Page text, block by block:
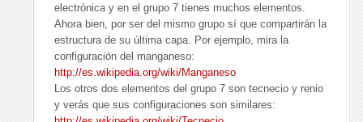
electrónica y en el grupo 7 tienes muchos elementos.
Ahora bien, por ser del mismo grupo sí que compartirán la
estructura de su última capa. Por ejemplo, mira la
configuración del manganeso:
http://es.wikipedia.org/wiki/Manganeso
Los otros dos elementos del grupo 7 son tecnecio y renio
y verás que sus configuraciones son similares: